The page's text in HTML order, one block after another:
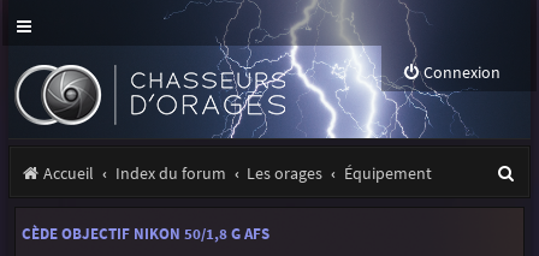
Connexion
Accueil Index du forum Les orages Équipement
e
CÈDE OBJECTIF NIKON 50/1,8 G AFS